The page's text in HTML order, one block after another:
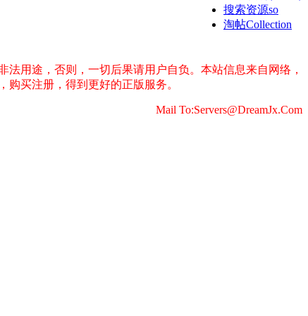
搜索资源so
淘帖Collection
用途，否则，一切后果请用户自负。本站信息来自网络，
买注册，得到更好的正版服务。
Mail To:Servers@DreamJx.Com